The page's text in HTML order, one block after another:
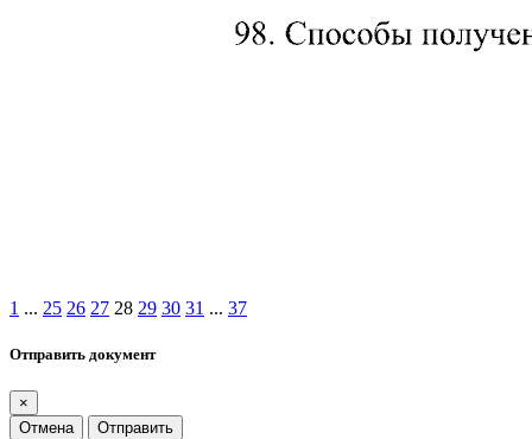
1 ... 25 26 27 28 29 30 31 ... 37
Отправить документ
×
Отмена
Отправить